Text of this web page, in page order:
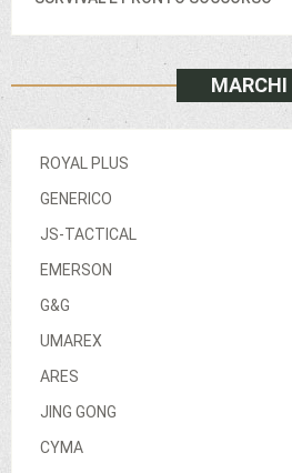
MARCHI
ROYAL PLUS
GENERICO
JS-TACTICAL
EMERSON
G&G
UMAREX
ARES
JING GONG
CYMA